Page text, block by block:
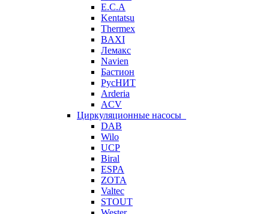
E.C.A
Kentatsu
Thermex
BAXI
Лемакс
Navien
Бастион
РусНИТ
Arderia
ACV
Циркуляционные насосы
DAB
Wilo
UCP
Biral
ESPA
ZOTA
Valtec
STOUT